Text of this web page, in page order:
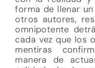
forma de llenar
otros autores,
omnipotente
cada vez que los
mentiras
manera de